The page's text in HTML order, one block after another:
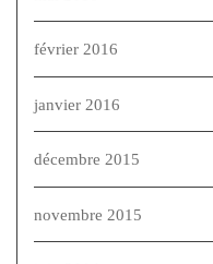
février 2016
janvier 2016
décembre 2015
novembre 2015